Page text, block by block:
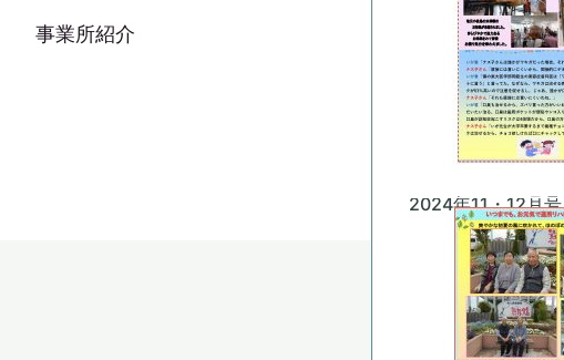
事業所紹介
2024年11・12月号